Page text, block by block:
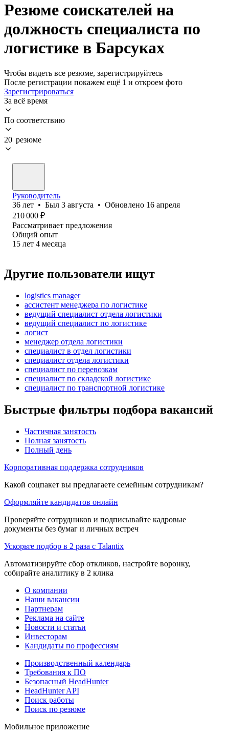
Резюме соискателей на
должность специалиста по
логистике в Барсуках
Чтобы видеть все резюме, зарегистрируйтесь
После регистрации покажем ещё 1 и откроем фото
Зарегистрироваться
За всё время
По соответствию
20 резюме
Руководитель
36 лет • Был 3 августа • Обновлено 16 апреля
210 000 ₽
Рассматривает предложения
Общий опыт
15 лет 4 месяца
Другие пользователи ищут
logistics manager
ассистент менеджера по логистике
ведущий специалист отдела логистики
ведущий специалист по логистике
логист
менеджер отдела логистики
специалист в отдел логистики
специалист отдела логистики
специалист по перевозкам
специалист по складской логистике
специалист по транспортной логистике
Быстрые фильтры подбора вакансий
Частичная занятость
Полная занятость
Полный день
Корпоративная поддержка сотрудников
Какой соцпакет вы предлагаете семейным сотрудникам?
Оформляйте кандидатов онлайн
Проверяйте сотрудников и подписывайте кадровые
документы без бумаг и личных встреч
Ускорьте подбор в 2 раза с Talantix
Автоматизируйте сбор откликов, настройте воронку,
собирайте аналитику в 2 клика
О компании
Наши вакансии
Партнерам
Реклама на сайте
Новости и статьи
Инвесторам
Кандидаты по профессиям
Производственный календарь
Требования к ПО
Безопасный HeadHunter
HeadHunter API
Поиск работы
Поиск по резюме
Мобильное приложение